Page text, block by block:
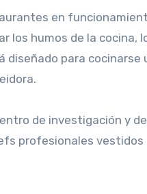
en
los humos de la cocina,
diseñado para cocinarse
de investigación y
profesionales